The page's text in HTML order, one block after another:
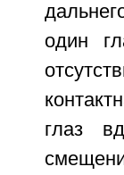
один
глаз